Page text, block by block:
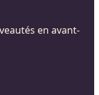
en avant-